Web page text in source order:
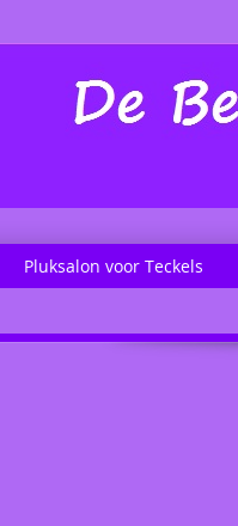
Pluksalon voor Teckels